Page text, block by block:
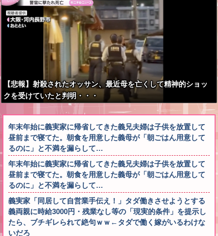
【悲報】射殺されたオッサン、最近母を亡くして精神的ショッ
クを受けていたと判明・・・
年末年始に義実家に帰省してきた義兄夫婦は子供を放置して
昼前まで寝てた。朝食を用意した義母が「朝ごはん用意して
るのに」と不満を漏らして…
年末年始に義実家に帰省してきた義兄夫婦は子供を放置して
昼前まで寝てた。朝食を用意した義母が「朝ごはん用意して
るのに」と不満を漏らして…
義実家「同居して自営業手伝え！」タダ働きさせようとする
義両親に時給3000円・残業なし等の「現実的条件」を提示し
たら、ブチギレられて絶句ｗｗ←タダで働く嫁がいるわけな
いだろ